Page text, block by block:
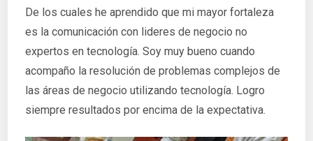
De los cuales he aprendido que mi mayor fortaleza
es la comunicación con lideres de negocio no
expertos en tecnología. Soy muy bueno cuando
acompaño la resolución de problemas complejos de
las áreas de negocio utilizando tecnología. Logro
siempre resultados por encima de la expectativa.